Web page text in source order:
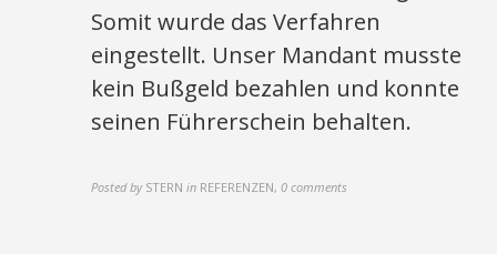
Somit wurde das Verfahren
eingestellt. Unser Mandant musste
kein Bußgeld bezahlen und konnte
seinen Führerschein behalten.
Posted by STERN in REFERENZEN,0 comments